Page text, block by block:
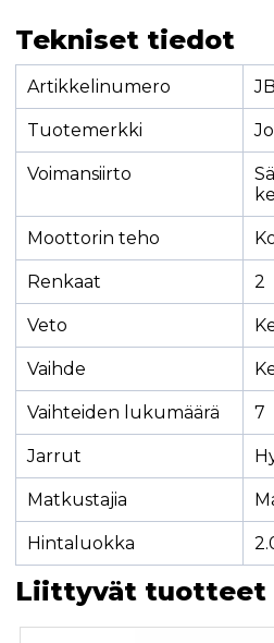
Tekniset tiedot
Artikkelinumero
Tuotemerkki
Voimansiirto
Moottorin teho
Renkaat 2
Veto
Vaihde
Vaihteiden lukumäärä 7
Jarrut
Matkustajia
Hintaluokka
Liittyvät tuotteet